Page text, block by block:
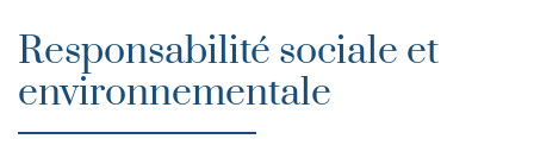
Responsabilité sociale et
environnementale